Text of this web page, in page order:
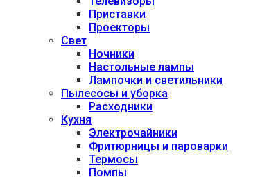
Приставки
Проекторы
Свет
Ночники
Настольные лампы
Лампочки и светильники
Пылесосы и уборка
Расходники
Кухня
Электрочайники
Фритюрницы и пароварки
Термосы
Помпы